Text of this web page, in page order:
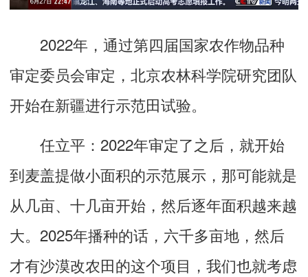
2022年，通过第四届国家农作物品种
审定委员会审定，北京农林科学院研究团队
开始在新疆进行示范田试验。
任立平： 2022年审定了之后，就开始
到麦盖提做小面积的示范展示，那可能就是
从几亩、十几亩开始，然后逐年面积越来越
大。2025年播种的话，六千多亩地，然后
才有沙漠改农田的这个项目，我们也就考虑